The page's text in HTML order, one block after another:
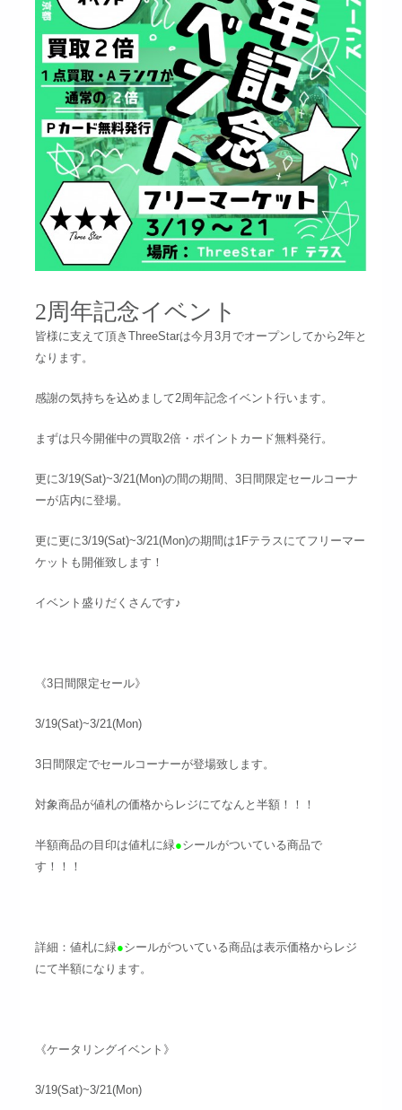
2周年記念イベント
皆様に支えて頂きThreeStarは今月3月でオープンしてから2年と
なります。
感謝の気持ちを込めまして2周年記念イベント行います。
まずは只今開催中の買取2倍・ポイントカード無料発行。
更に3/19(Sat)~3/21(Mon)の間の期間、3日間限定セールコーナ
ーが店内に登場。
更に更に3/19(Sat)~3/21(Mon)の期間は1Fテラスにてフリーマー
ケットも開催致します！
イベント盛りだくさんです♪
《3日間限定セール》
3/19(Sat)~3/21(Mon)
3日間限定でセールコーナーが登場致します。
対象商品が値札の価格からレジにてなんと半額！！！
半額商品の目印は値札に緑●シールがついている商品で
す！！！
詳細：値札に緑●シールがついている商品は表示価格からレジ
にて半額になります。
《ケータリングイベント》
3/19(Sat)~3/21(Mon)